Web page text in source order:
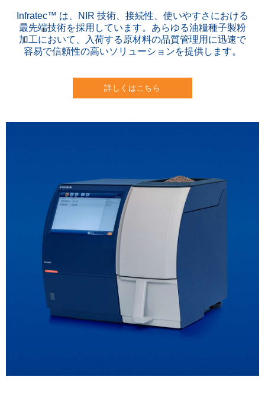
Infratec™ は、NIR 技術、接続性、使いやすさにおける
最先端技術を採用しています。あらゆる油糧種子製粉
加工において、入荷する原材料の品質管理用に迅速で
容易で信頼性の高いソリューションを提供します。
詳しくはこちら